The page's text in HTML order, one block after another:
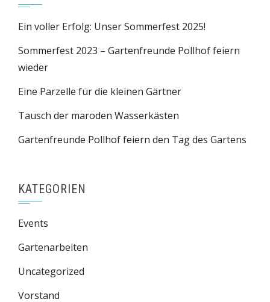
Ein voller Erfolg: Unser Sommerfest 2025!
Sommerfest 2023 – Gartenfreunde Pollhof feiern
wieder
Eine Parzelle für die kleinen Gärtner
Tausch der maroden Wasserkästen
Gartenfreunde Pollhof feiern den Tag des Gartens
KATEGORIEN
Events
Gartenarbeiten
Uncategorized
Vorstand